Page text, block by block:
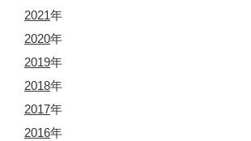
2021年
2020年
2019年
2018年
2017年
2016年